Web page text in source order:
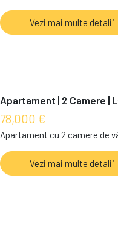
Vezi mai multe detalii
Apartament | 2 Camere |
78,000 €
Apartament cu 2 camere de
Vezi mai multe detalii